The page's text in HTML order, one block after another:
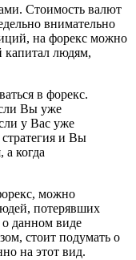
Стоимость валют
внимательно
на форекс можно
капитал людям,
в форекс.
Вы уже
у Вас уже
и Вы
а когда
можно
потерявших
о данном виде
стоит подумать о
на этот вид.